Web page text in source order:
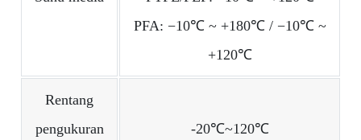
PFA: −10℃ ~ +180℃ / −10℃ ~
+120℃
Rentang
pengukuran
-20℃~120℃